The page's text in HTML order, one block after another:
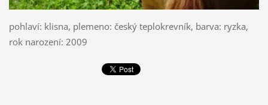
pohlaví: klisna, plemeno: český teplokrevník, barva: ryzka,
rok narození: 2009